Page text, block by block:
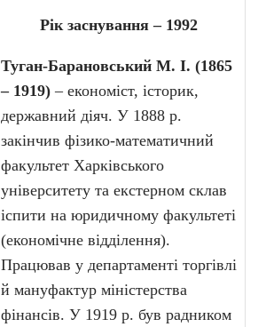
Рік заснування – 1992
Туган-Барановський М. І. (1865
– 1919) – економіст, історик,
державний діяч. У 1888 р.
закінчив фізико-математичний
факультет Харківського
університету та екстерном склав
іспити на юридичному факультеті
(економічне відділення).
Працював у департаменті торгівлі
й мануфактур міністерства
фінансів. У 1919 р. був радником